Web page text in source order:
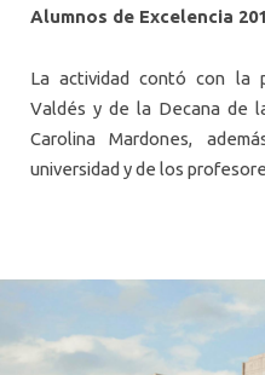
Alumnos de Excelencia
La actividad contó con la
Valdés y de la Decana de
Carolina Mardones,
universidad y de los